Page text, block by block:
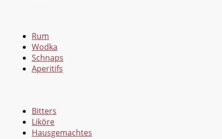
Rum
Wodka
Schnaps
Aperitifs
Bitters
Liköre
Hausgemachtes